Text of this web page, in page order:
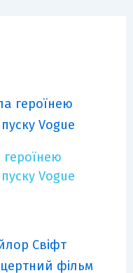
героїнею
Vogue